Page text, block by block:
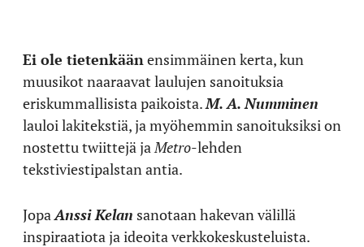
Ei ole tietenkään ensimmäinen kerta, kun
muusikot naaraavat laulujen sanoituksia
eriskummallisista paikoista.M. A. Numminen
lauloi lakitekstiä, ja myöhemmin sanoituksiksi on
nostettu twiittejä ja Metro-lehden
tekstiviestipalstan antia.
Jopa Anssi Kelan sanotaan hakevan välillä
inspiraatiota ja ideoita verkkokeskusteluista.